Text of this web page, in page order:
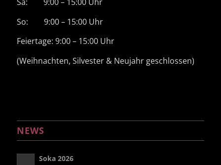
So: 9:00 – 15:00 Uhr
Feiertage: 9:00 – 15:00 Uhr
(Weihnachten, Silvester & Neujahr geschlossen)
NEWS
Soka 2026